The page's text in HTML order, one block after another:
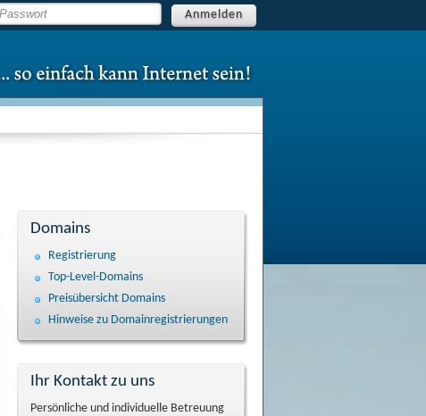
Anmelden
Domains
Registrierung
Top-Level-Domains
Preisübersicht Domains
Hinweise zu Domain­registrierungen
Ihr Kontakt zu uns
Persönliche und individuelle Betreuung